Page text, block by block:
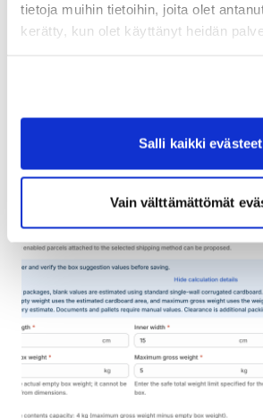
tietoja muihin tietoihin, joita olet
kerätty, kun olet käyttänyt heidän
Salli kaikki evästeet
Vain välttämättömät
Haetaan Senioritason Full
26.07.2026